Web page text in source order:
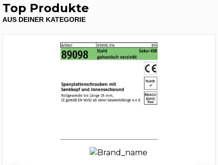
Top Produkte
AUS DEINER KATEGORIE